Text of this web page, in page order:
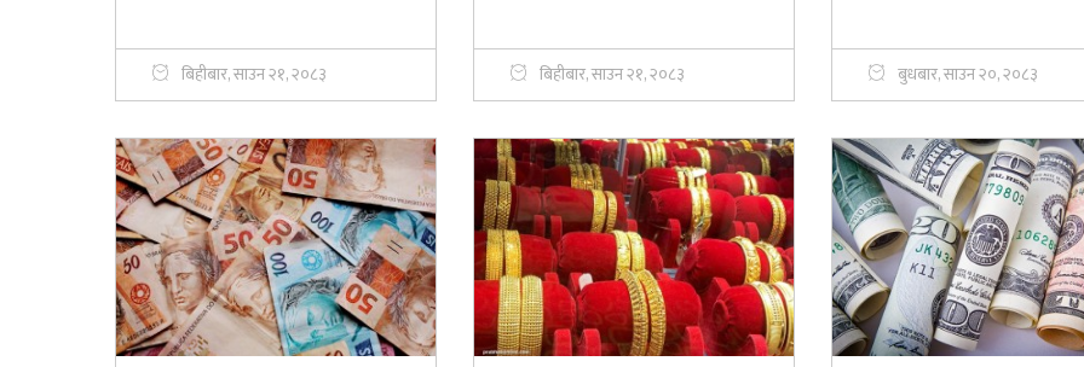
बिहीबार, साउन २१, २०८३ बिहीबार, साउन २१, २०८३ बुधबार, साउन २०, २०८३